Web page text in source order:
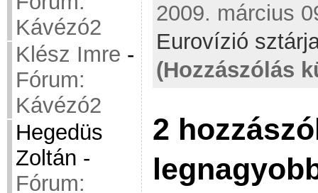
Kávézó2
Klész Imre -
Fórum:
Kávézó2
Hegedüs
Zoltán -
Fórum:
2009. március
Eurovízió
(Hozzászólás
2